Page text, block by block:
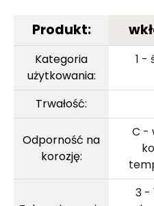
Produkt:
Kategoria
użytkowania:
1 -
Trwałość:
Odporność na
korozję:
C -
3 -